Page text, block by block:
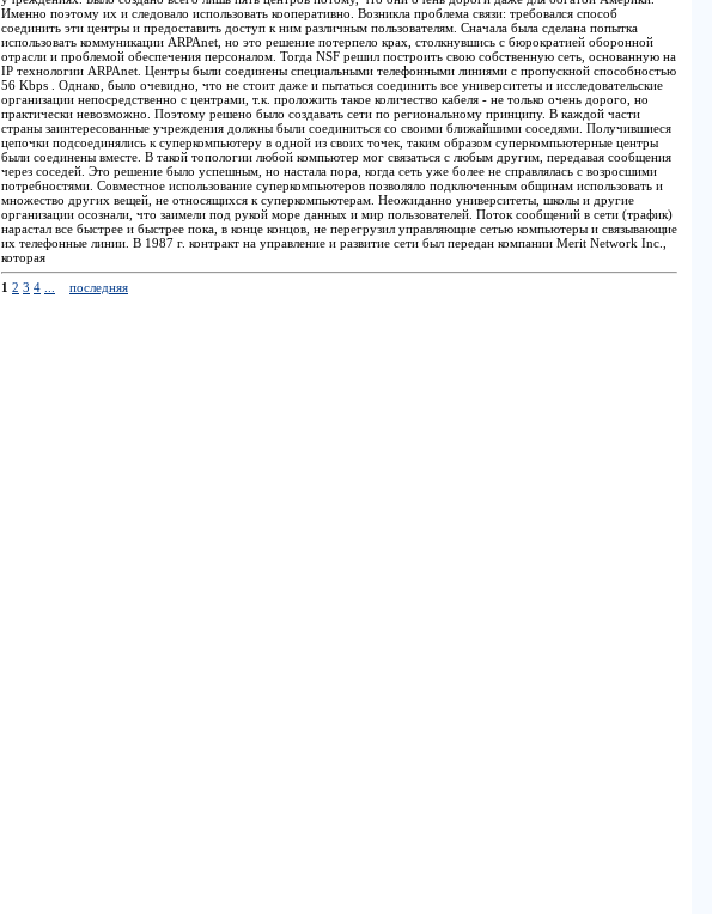
Именно поэтому их и следовало использовать кооперативно. Возникла проблема связи: требовался способ
соединить эти центры и предоставить доступ к ним различным пользователям. Сначала была сделана попытка
использовать коммуникации ARPAnet, но это решение потерпело крах, столкнувшись с бюрократией оборонной
отрасли и проблемой обеспечения персоналом. Тогда NSF решил построить свою собственную сеть, основанную на
IP технологии ARPAnet. Центры были соединены специальными телефонными линиями с пропускной способностью
56 Kbps . Однако, было очевидно, что не стоит даже и пытаться соединить все университеты и исследовательские
организации непосредственно с центрами, т.к. проложить такое количество кабеля - не только очень дорого, но
практически невозможно. Поэтому решено было создавать сети по региональному принципу. В каждой части
страны заинтересованные учреждения должны были соединиться со своими ближайшими соседями. Получившиеся
цепочки подсоединялись к суперкомпьютеру в одной из своих точек, таким образом суперкомпьютерные центры
были соединены вместе. В такой топологии любой компьютер мог связаться с любым другим, передавая сообщения
через соседей. Это решение было успешным, но настала пора, когда сеть уже более не справлялась с возросшими
потребностями. Совместное использование суперкомпьютеров позволяло подключенным общинам использовать и
множество других вещей, не относящихся к суперкомпьютерам. Неожиданно университеты, школы и другие
организации осознали, что заимели под рукой море данных и мир пользователей. Поток сообщений в сети (трафик)
нарастал все быстрее и быстрее пока, в конце концов, не перегрузил управляющие сетью компьютеры и связывающие
их телефонные линии. В 1987 г. контракт на управление и развитие сети был передан компании Merit Network Inc.,
которая
1 2 3 4 последняя